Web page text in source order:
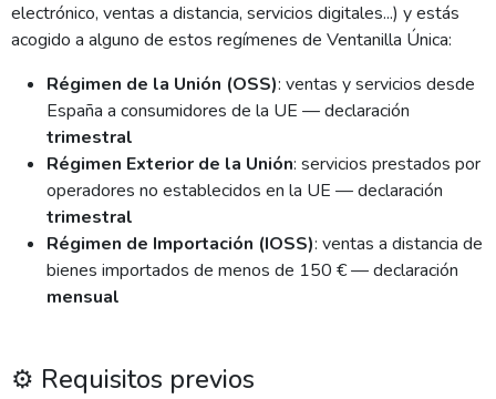
electrónico, ventas a distancia, servicios digitales...) y estás
acogido a alguno de estos regímenes de Ventanilla Única:
Régimen de la Unión (OSS): ventas y servicios desde
España a consumidores de la UE — declaración
trimestral
Régimen Exterior de la Unión: servicios prestados por
operadores no establecidos en la UE — declaración
trimestral
Régimen de Importación (IOSS): ventas a distancia de
bienes importados de menos de 150 € — declaración
mensual
⚙️ Requisitos previos